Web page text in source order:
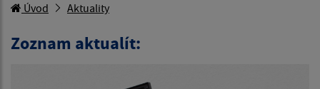
Úvod Aktuality
Zoznam aktualít: